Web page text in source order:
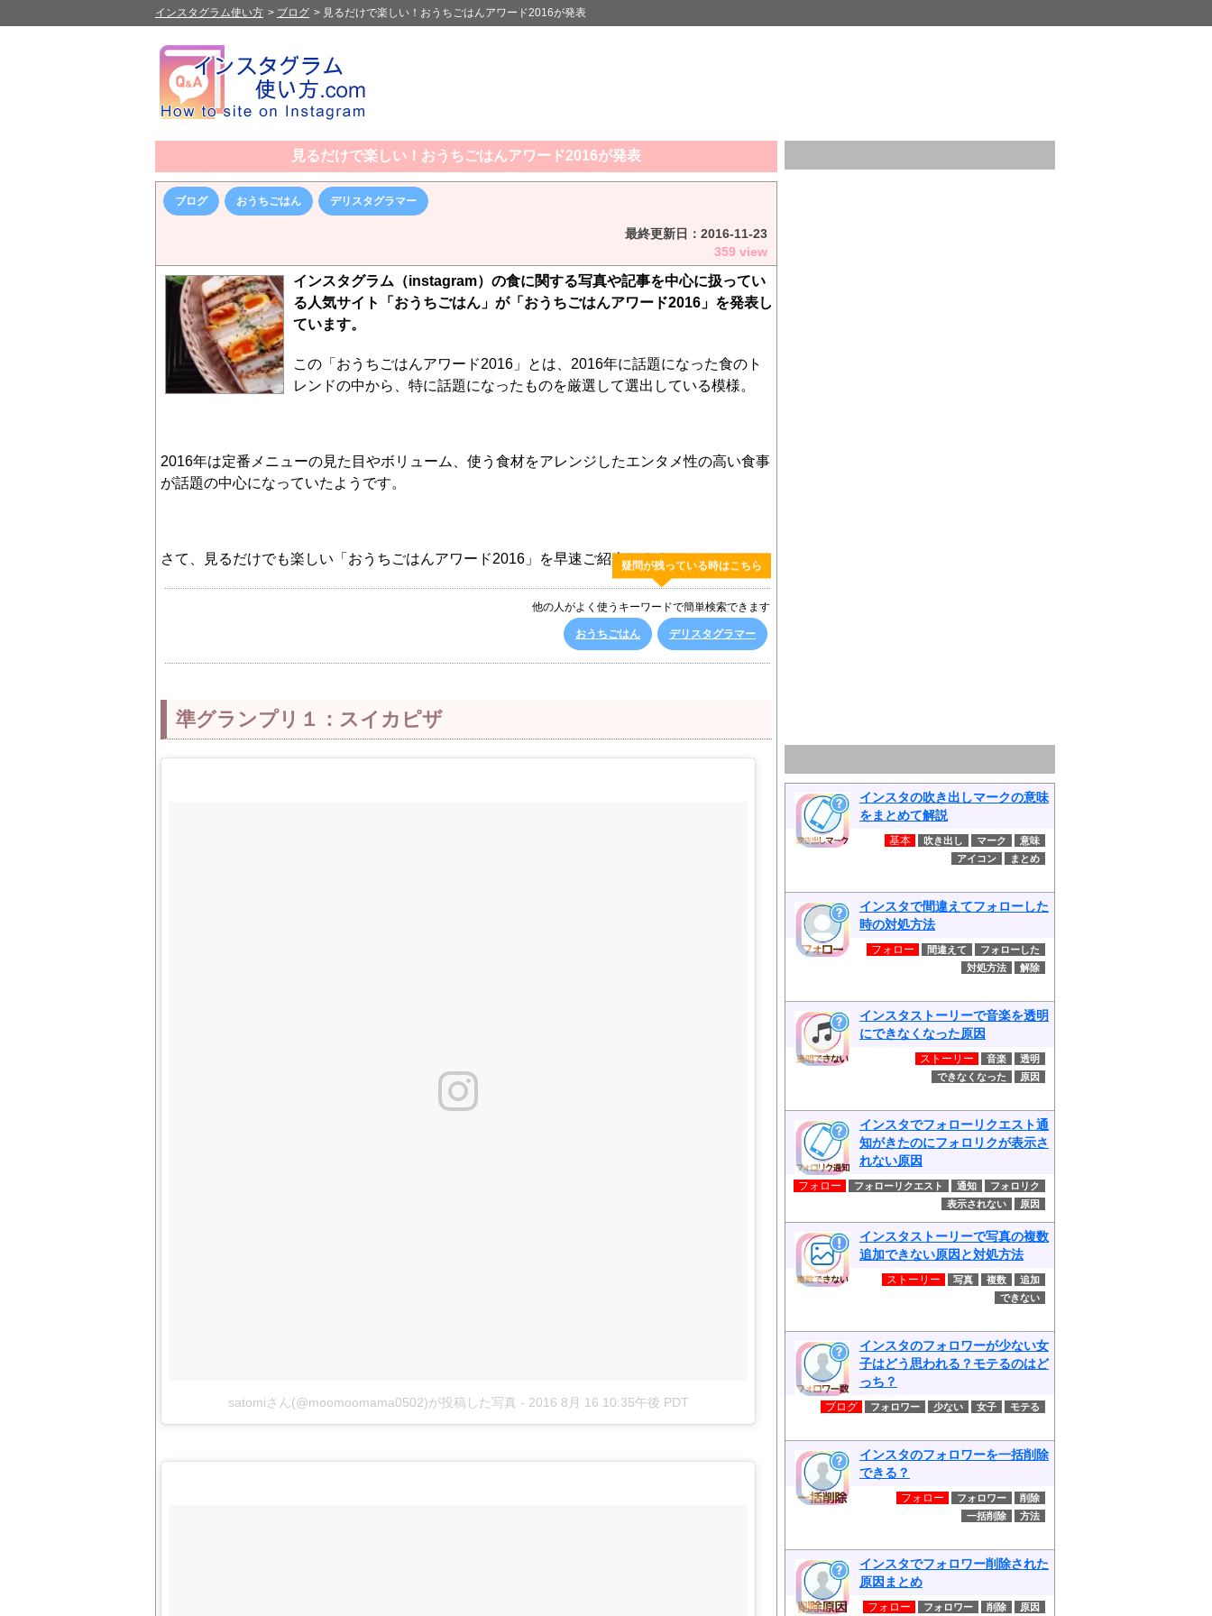
インスタグラム使い方 > ブログ > 見るだけで楽しい！おうちごはんアワード2016が発表
見るだけで楽しい！おうちごはんアワード2016が発表
ブログ おうちごはん デリスタグラマー
最終更新日： 2016-11-23
359 view
インスタグラム（instagram）の食に関する写真や記事を中心に扱ってい
る人気サイト「おうちごはん」が「おうちごはんアワード2016」を発表し
ています。
この「おうちごはんアワード2016」とは、2016年に話題になった食のト
レンドの中から、特に話題になったものを厳選して選出している模様。
2016年は定番メニューの見た目やボリューム、使う食材をアレンジしたエンタメ性の高い食事
が話題の中心になっていたようです。
さて、見るだけでも楽しい「おうちごはんアワード2016」を早速ご紹介します。
疑問が残っている時はこちら
他の人がよく使うキーワードで簡単検索できます
おうちごはん デリスタグラマー
準グランプリ１：スイカピザ
satomiさん(@moomoomama0502)が投稿した写真 - 2016 8月 16 10:35午後 PDT
インスタの吹き出しマークの意味
をまとめて解説
基本 吹き出し マーク
意味
アイコン
まとめ
インスタで間違えてフォローした
時の対処方法
フォロー 間違えて
フォローした
対処方法
解除
インスタストーリーで音楽を透明
にできなくなった原因
ストーリー 音楽
透明
できなくなった
原因
インスタでフォローリクエスト通
知がきたのにフォロリクが表示さ
れない原因
フォロー フォローリクエスト 通知
フォロリク
表示されない
原因
インスタストーリーで写真の複数
追加できない原因と対処方法
ストーリー 写真 複数
追加
できない
インスタのフォロワーが少ない女
子はどう思われる？モテるのはど
っち？
ブログ フォロワー 少ない 女子 モテる
インスタのフォロワーを一括削除
できる？
フォロー フォロワー
削除
一括削除
方法
インスタでフォロワー削除された
原因まとめ
フォロー フォロワー 削除 原因